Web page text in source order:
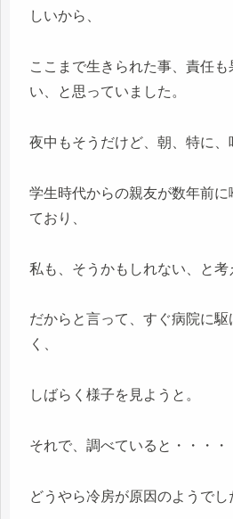
しいから、
ここまで生きられた事、責任
い、と思っていました。
夜中もそうだけど、朝、特に、
学生時代からの親友が数年前に
ており、
私も、そうかもしれない、と考
だからと言って、すぐ病院に
く、
しばらく様子を見ようと。
それで、調べていると・・・・
どうやら冷房が原因のようでし